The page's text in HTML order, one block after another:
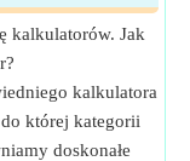
kalkulatorów. Jak
kalkulatora
której kategorii
doskonałe